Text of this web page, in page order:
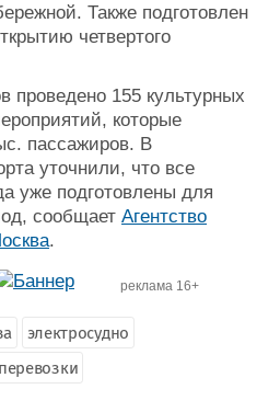
Также подготовлен
четвертого
проведено 155 культурных
которые
пассажиров. В
уточнили, что все
уже подготовлены для
сообщает Агентство
.
реклама 16+
электросудно